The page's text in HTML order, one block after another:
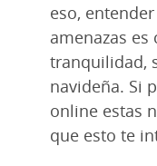
eso,
amenazas
tranquilidad,
navideña. Si
online estas
que esto te